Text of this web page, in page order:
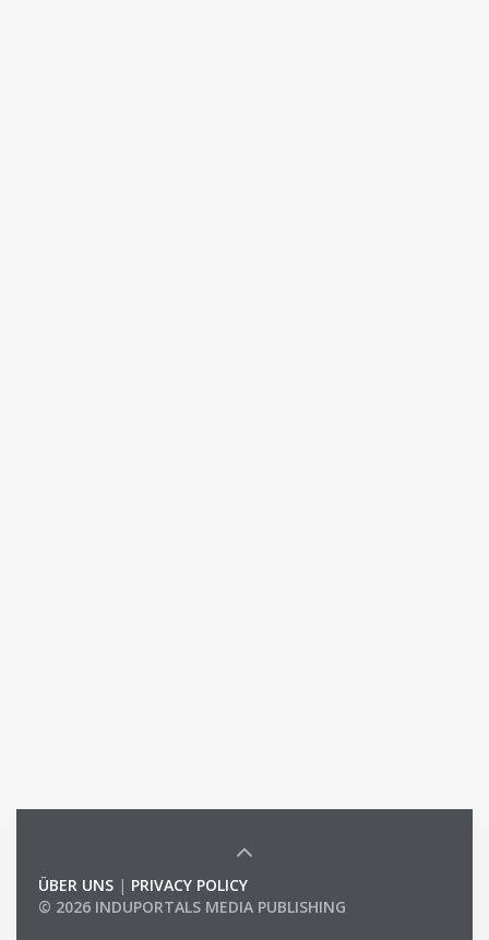
ÜBER UNS | PRIVACY POLICY
© 2026 INDUPORTALS MEDIA PUBLISHING